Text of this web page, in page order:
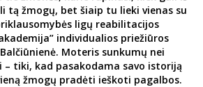
tą žmogų, bet šiaip tu lieki vienas su
ligų reabilitacijos
individualios priežiūros
Moteris sunkumų nei
– tiki, kad pasakodama savo istoriją
žmogų pradėti ieškoti pagalbos.